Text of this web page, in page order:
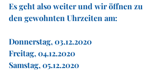
Es geht also weiter und wir öffnen zu
den gewohnten Uhrzeiten am:
Donnerstag, 03.12.2020
Freitag, 04.12.2020
Samstag, 05.12.2020